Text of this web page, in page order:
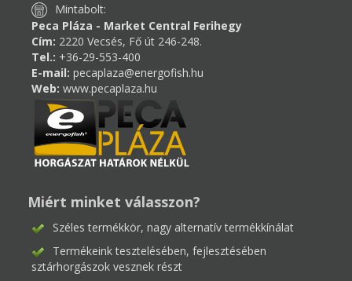
Mintabolt:
Peca Pláza - Market Central Ferihegy
Cím: 2220 Vecsés, Fő út 246-248.
Tel.: +36-29-553-400
E-mail: pecaplaza@energofish.hu
Web: www.pecaplaza.hu
Miért minket válasszon?
Széles termékkör, nagy alternatív termékkínálat
Termékeink tesztelésében, fejlesztésében
sztárhorgászok vesznek részt